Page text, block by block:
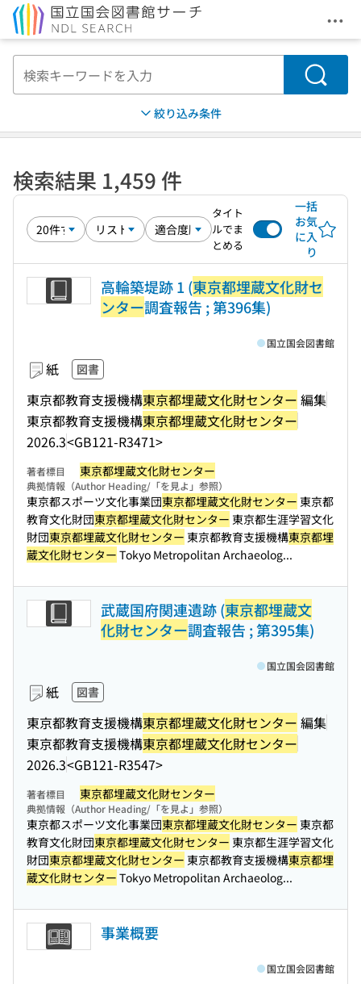
メ
検索
絞り込み条件
検索結果 1,459 件
タイト
ルでま
とめる
一括
お気
に入
り
高輪築堤跡 1 (東京都埋蔵文化財セ
ンター調査報告 ; 第396集)
紙 図書
東京都教育支援機構東京都埋蔵文化財センター 編集
東京都教育支援機構東京都埋蔵文化財センター
2026.3<GB121-R3471>
国立国会図書館
著者標目 東京都埋蔵文化財センター
典拠情報（Author Heading/「を見よ」参照）
東京都スポーツ文化事業団東京都埋蔵文化財センター 東京都
教育文化財団東京都埋蔵文化財センター 東京都生涯学習文化
財団東京都埋蔵文化財センター 東京都教育支援機構東京都埋
蔵文化財センター Tokyo Metropolitan Archaeolog...
武蔵国府関連遺跡 (東京都埋蔵文
化財センター調査報告 ; 第395集)
紙 図書
東京都教育支援機構東京都埋蔵文化財センター 編集
東京都教育支援機構東京都埋蔵文化財センター
2026.3<GB121-R3547>
国立国会図書館
著者標目 東京都埋蔵文化財センター
典拠情報（Author Heading/「を見よ」参照）
東京都スポーツ文化事業団東京都埋蔵文化財センター 東京都
教育文化財団東京都埋蔵文化財センター 東京都生涯学習文化
財団東京都埋蔵文化財センター 東京都教育支援機構東京都埋
蔵文化財センター Tokyo Metropolitan Archaeolog...
事業概要
国立国会図書館